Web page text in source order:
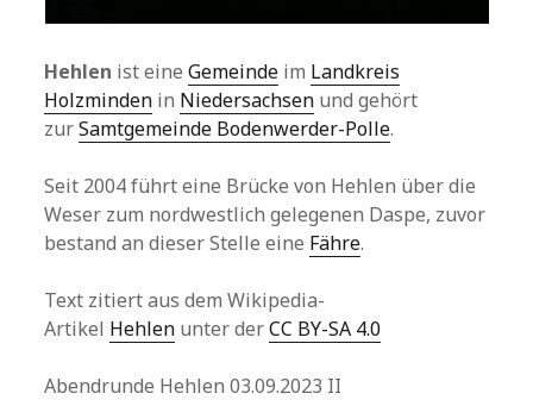
Hehlen ist eineGemeinde im Landkreis
Holzminden in Niedersachsen und gehört
zurSamtgemeinde Bodenwerder-Polle.
Seit 2004 führt eine Brücke von Hehlen über die
Weser zum nordwestlich gelegenen Daspe, zuvor
bestand an dieser Stelle eine Fähre.
Text zitiert aus dem Wikipedia-
Artikel Hehlen unter derCC BY-SA 4.0
Abendrunde Hehlen 03.09.2023 II